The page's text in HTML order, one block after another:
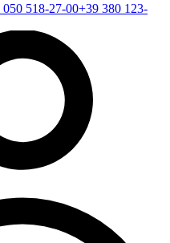
050 518-27-00+39 380 123-